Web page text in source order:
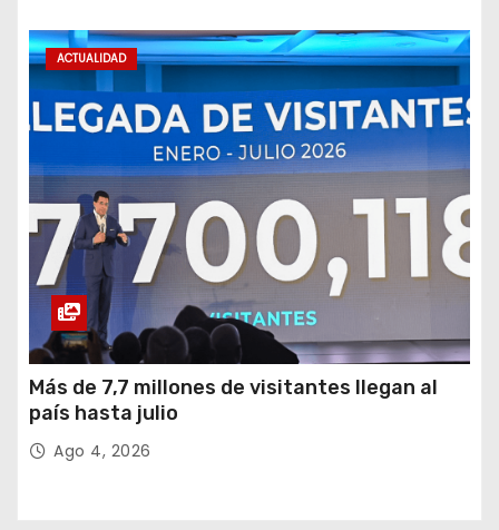
ACTUALIDAD
Más de 7,7 millones de visitantes llegan al
país hasta julio
Ago 4, 2026